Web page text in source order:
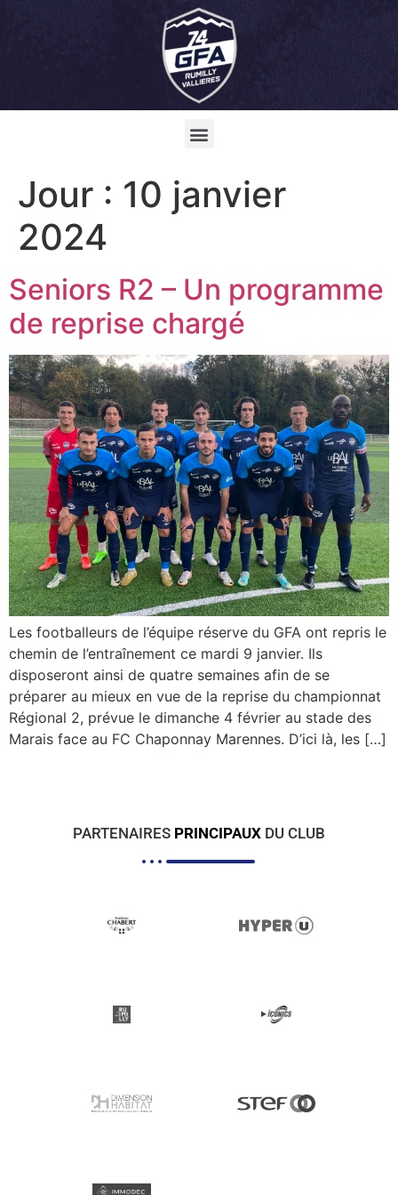
Jour : 10 janvier
2024
Seniors R2 – Un programme
de reprise chargé
Les footballeurs de l’équipe réserve du GFA ont repris le
chemin de l’entraînement ce mardi 9 janvier. Ils
disposeront ainsi de quatre semaines afin de se
préparer au mieux en vue de la reprise du championnat
Régional 2, prévue le dimanche 4 février au stade des
Marais face au FC Chaponnay Marennes. D’ici là, les […]
PARTENAIRES PRINCIPAUX DU CLUB